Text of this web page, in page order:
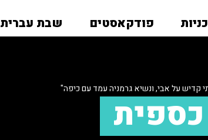
פודקאסטים שבת עברית
קדיש על אבי, ונשיא גרמניה עמד עם כיפה"
כספית